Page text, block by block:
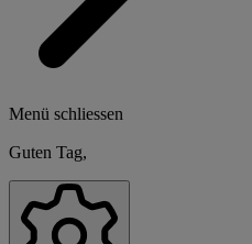
Menü schliessen
Guten Tag,